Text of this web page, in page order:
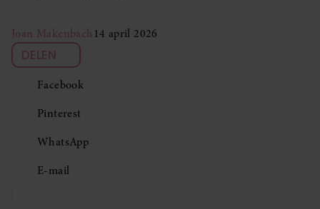
Joan Makenbach 14 april 2026
DELEN
Facebook
Pinterest
WhatsApp
E-mail